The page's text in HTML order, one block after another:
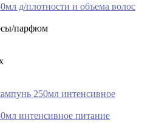
д/плотности и объема волос
парфюм
интенсивное питание